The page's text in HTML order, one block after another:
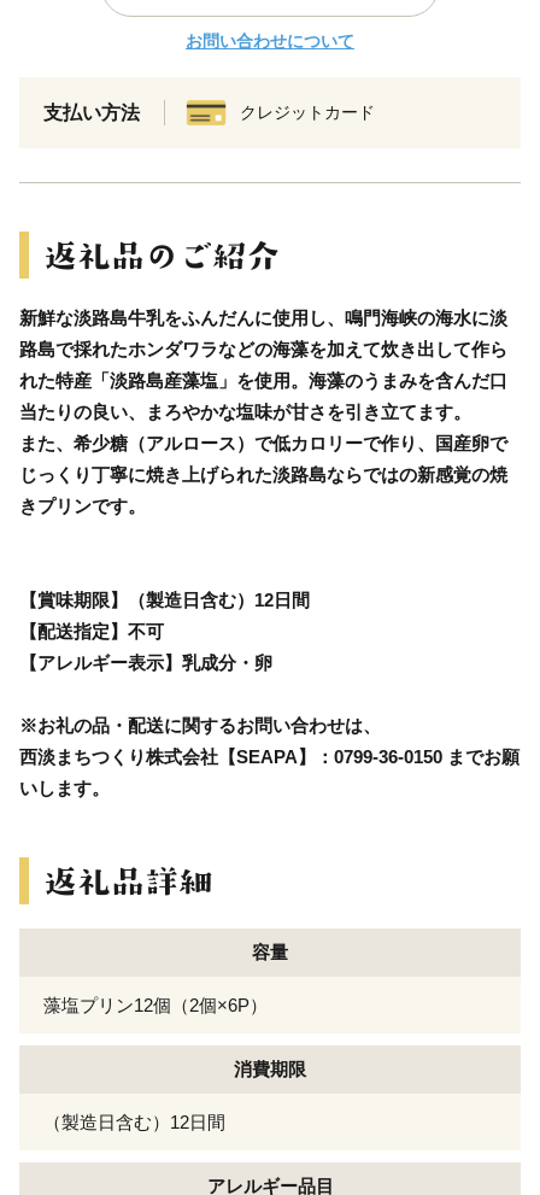
お問い合わせについて
支払い方法 クレジットカード
新鮮な淡路島牛乳をふんだんに使用し、鳴門海峡の海水に淡
路島で採れたホンダワラなどの海藻を加えて炊き出して作ら
れた特産「淡路島産藻塩」を使用。海藻のうまみを含んだ口
当たりの良い、まろやかな塩味が甘さを引き立てます。
また、希少糖（アルロース）で低カロリーで作り、国産卵で
じっくり丁寧に焼き上げられた淡路島ならではの新感覚の焼
きプリンです。
【賞味期限】（製造日含む）12日間
【配送指定】不可
【アレルギー表示】乳成分・卵
※お礼の品・配送に関するお問い合わせは、
西淡まちつくり株式会社【SEAPA】：0799-36-0150 までお願
いします。
容量
藻塩プリン12個（2個×6P）
消費期限
（製造日含む）12日間
アレルギー品目